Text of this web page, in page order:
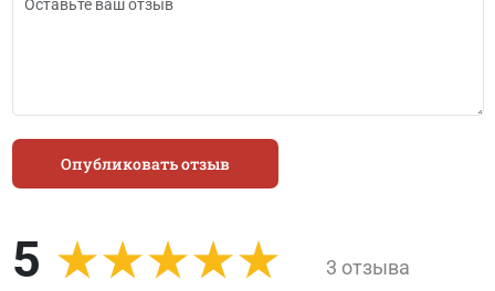
Опубликовать отзыв
5 3 отзыва